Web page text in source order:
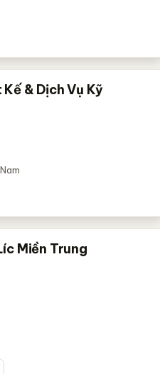
& Dịch Vụ Kỹ
Miền Trung